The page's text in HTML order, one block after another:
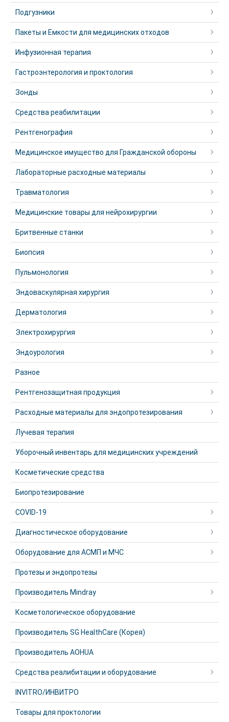
Подгузники
Пакеты и Емкости для медицинских отходов
Инфузионная терапия
Гастроэнтерология и проктология
Зонды
Средства реабилитации
Рентгенография
Медицинское имущество для Гражданской обороны
Лабораторные расходные материалы
Травматология
Медицинские товары для нейрохирургии
Бритвенные станки
Биопсия
Пульмонология
Эндоваскулярная хирургия
Дерматология
Электрохирургия
Эндоурология
Разное
Рентгенозащитная продукция
Расходные материалы для эндопротезирования
Лучевая терапия
Уборочный инвентарь для медицинских учреждений
Косметические средства
Биопротезирование
COVID-19
Диагностическое оборудование
Оборудование для АСМП и МЧС
Протезы и эндопротезы
Производитель Mindray
Косметологическое оборудование
Производитель SG HealthCare (Корея)
Производитель AOHUA
Средства реалибитации и оборудование
INVITRO/ИНВИТРО
Товары для проктологии